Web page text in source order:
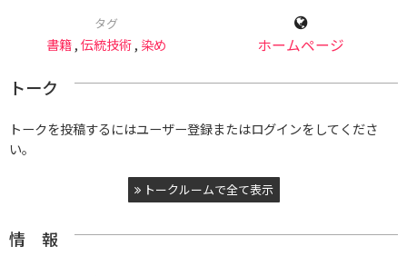
タグ
書籍,伝統技術, 染め ホームページ
トーク
トークを投稿するにはユーザー登録またはログインをしてくださ
い。
トークルームで全て表示
情 報